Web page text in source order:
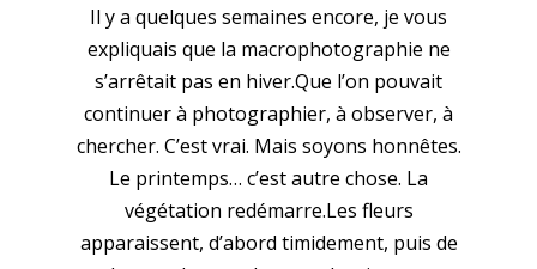
03-
22
Il y a quelques semaines encore, je vous
expliquais que la macrophotographie ne
s’arrêtait pas en hiver.Que l’on pouvait
continuer à photographier, à observer, à
chercher. C’est vrai. Mais soyons honnêtes.
Le printemps… c’est autre chose. La
végétation redémarre.Les fleurs
apparaissent, d’abord timidement, puis de